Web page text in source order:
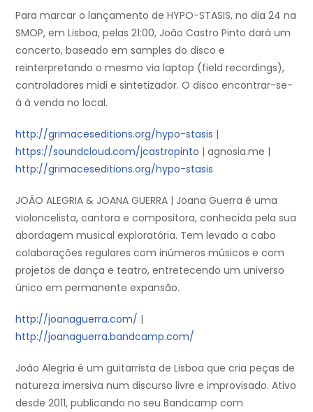
Para marcar o lançamento de HYPO-STASIS, no dia 24 na
SMOP, em Lisboa, pelas 21:00, João Castro Pinto dará um
concerto, baseado em samples do disco e
reinterpretando o mesmo via laptop (field recordings),
controladores midi e sintetizador. O disco encontrar-se-
á à venda no local.
http://grimaceseditions.org/hypo-stasis |
https://soundcloud.com/jcastropinto | agnosia.me |
http://grimaceseditions.org/hypo-stasis
JOÃO ALEGRIA & JOANA GUERRA | Joana Guerra é uma
violoncelista, cantora e compositora, conhecida pela sua
abordagem musical exploratória. Tem levado a cabo
colaborações regulares com inúmeros músicos e com
projetos de dança e teatro, entretecendo um universo
único em permanente expansão.
http://joanaguerra.com/ |
http://joanaguerra.bandcamp.com/
João Alegria é um guitarrista de Lisboa que cria peças de
natureza imersiva num discurso livre e improvisado. Ativo
desde 2011, publicando no seu Bandcamp com